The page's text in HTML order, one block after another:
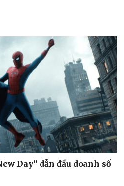
Podcast
Câu chuyện thời sự
Đọc truyện đêm khuya
Cửa sổ tình yêu
Kể chuyện cho bé
Hạt giống tâm hồn
Day” dẫn đầu doanh số